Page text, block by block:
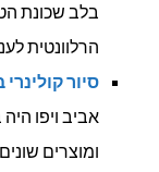
בלב שכונת
הרלוונטית
סיור
אביב ויפו
ומוצרים